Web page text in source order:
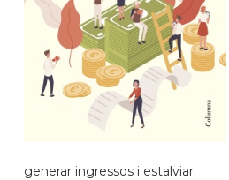
generar ingressos i estalviar.